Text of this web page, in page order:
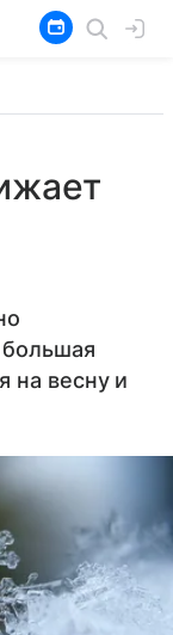
большая
на весну и